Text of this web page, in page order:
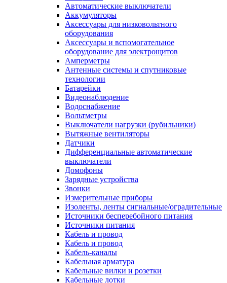
Автоматические выключатели
Аккумуляторы
Аксессуары для низковольтного
оборудования
Аксессуары и вспомогательное
оборудование для электрощитов
Амперметры
Антенные системы и спутниковые
технологии
Батарейки
Видеонаблюдение
Водоснабжение
Вольтметры
Выключатели нагрузки (рубильники)
Вытяжные вентиляторы
Датчики
Дифференциальные автоматические
выключатели
Домофоны
Зарядные устройства
Звонки
Измерительные приборы
Изоленты, ленты сигнальные/оградительные
Источники бесперебойного питания
Источники питания
Кабель и провод
Кабель и провод
Кабель-каналы
Кабельная арматура
Кабельные вилки и розетки
Кабельные лотки